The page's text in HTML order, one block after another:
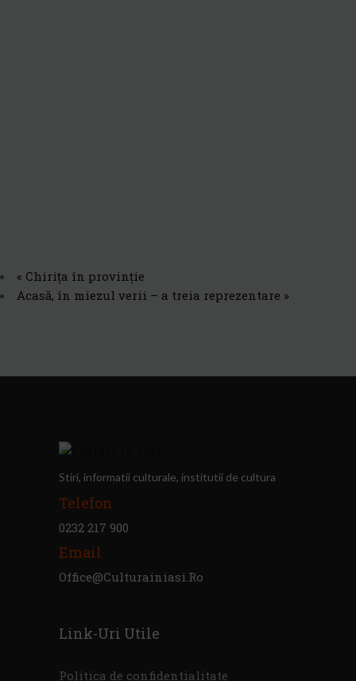
« Chirița în provinție
Acasă, în miezul verii – a treia reprezentare »
Stiri, informatii culturale, institutii de cultura
Telefon
0232 217 900
Email
Office@culturainiasi.ro
Link-Uri Utile
Politica de confidentialitate